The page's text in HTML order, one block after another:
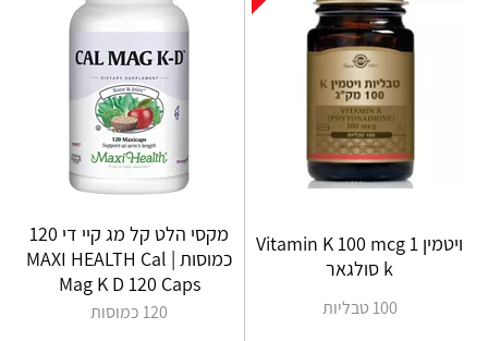
ויטמין 1 Vitamin K 100 mcg
k סולגאר
100 טבליות
מקסי הלט קל מג קיי די 120
כמוסות | MAXI HEALTH Cal
Mag K D 120 Caps
120 כמוסות